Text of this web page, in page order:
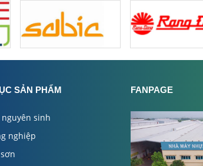
SẢN PHẨM
sinh
nghiệp
FANPAGE